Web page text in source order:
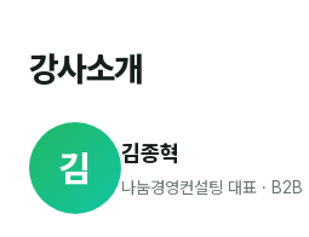
강사소개
김 김종혁
나눔경영컨설팅 대표 ·